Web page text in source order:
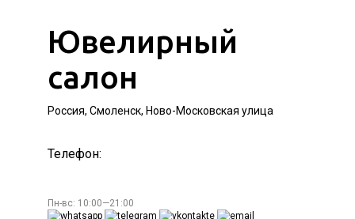
Ювелирный
салон
Россия, Смоленск, Ново-Московская улица
Телефон:
Пн-вс: 10:00—21:00